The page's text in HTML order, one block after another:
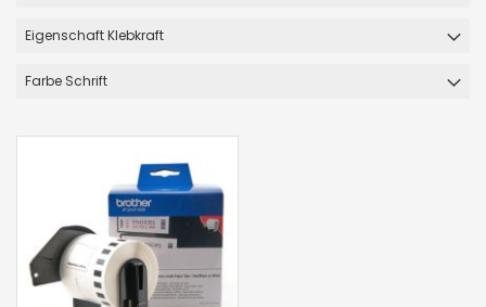
Eigenschaft Klebkraft
Farbe Schrift